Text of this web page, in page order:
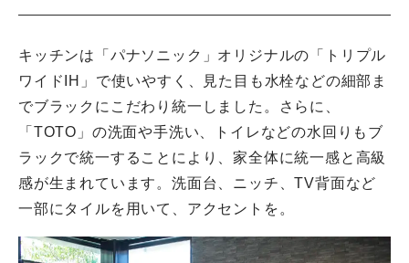
キッチンは「パナソニック」オリジナルの「トリプル
ワイドIH」で使いやすく、見た目も水栓などの細部ま
でブラックにこだわり統一しました。さらに、
「TOTO」の洗面や手洗い、トイレなどの水回りもブ
ラックで統一することにより、家全体に統一感と高級
感が生まれています。洗面台、ニッチ、TV背面など
一部にタイルを用いて、アクセントを。